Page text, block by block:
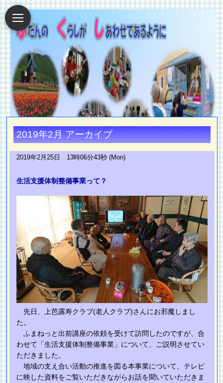
2019年2月 アーカイブ
2019年2月25日 13時06分43秒 (Mon)
生活支援体制整備事業って？
先日、上芭露寿クラブ(老人クラブ)さんにお邪魔しまし
た。
ふまねっと出前講座の依頼を受けて訪問したのですが、合
わせて「生活支援体制整備事業」について、ご説明させてい
ただきました。
地域の支え合い活動の推進を図る本事業について、テレビ
に映した資料をご覧いただきながらお話を聞いていただきま